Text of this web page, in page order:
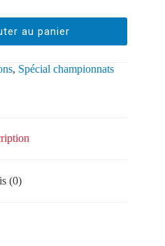
au panier
, Spécial championnats
(0)